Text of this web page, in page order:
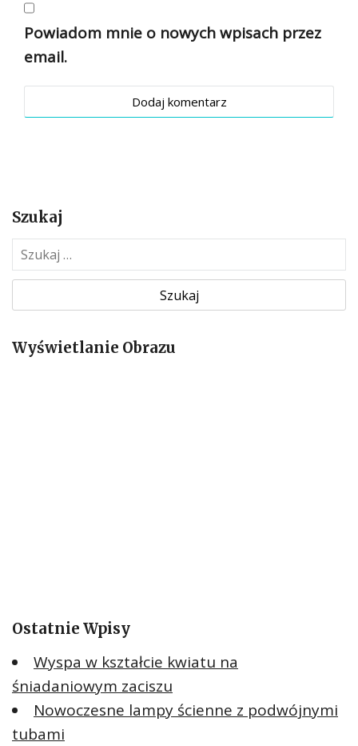
Powiadom mnie o nowych wpisach przez
email.
Szukaj
z
k
jWyświetlanie Obrazu
Ostatnie Wpisy
Wyspa w kształcie kwiatu na
śniadaniowym zaciszu
Nowoczesne lampy ścienne z podwójnymi
tubami